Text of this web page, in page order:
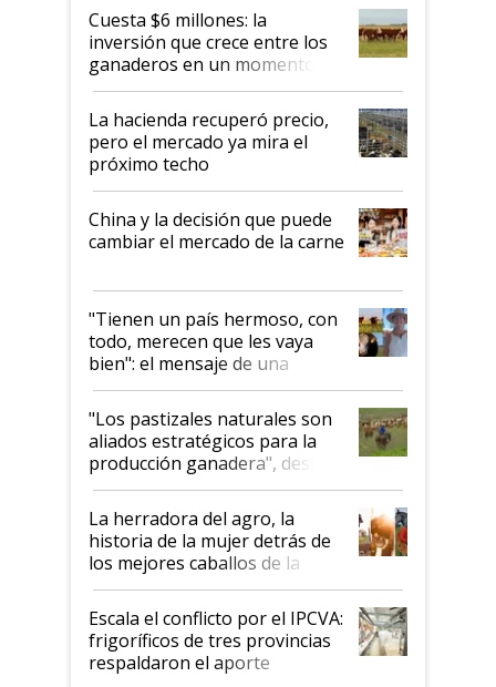
Cuesta $6 millones: la
inversión que crece entre los
ganaderos en un momento
histórico para la actividad
La hacienda recuperó precio,
pero el mercado ya mira el
próximo techo
China y la decisión que puede
cambiar el mercado de la carne
"Tienen un país hermoso, con
todo, merecen que les vaya
bien": el mensaje de una
ganadera uruguaya sobre las
oportunidades que se abren
para el agro en Argentina, con
foco en la carne
"Los pastizales naturales son
aliados estratégicos para la
producción ganadera", destaca
la iniciativa que ya reúne a 46
establecimientos en Argentina
La herradora del agro, la
historia de la mujer detrás de
los mejores caballos de la
Argentina y los mitos que
todavía hacen sufrir a estos
animales: "Mientras me
descalificaban, yo seguí
haciendo currículum"
Escala el conflicto por el IPCVA:
frigoríficos de tres provincias
respaldaron el aporte